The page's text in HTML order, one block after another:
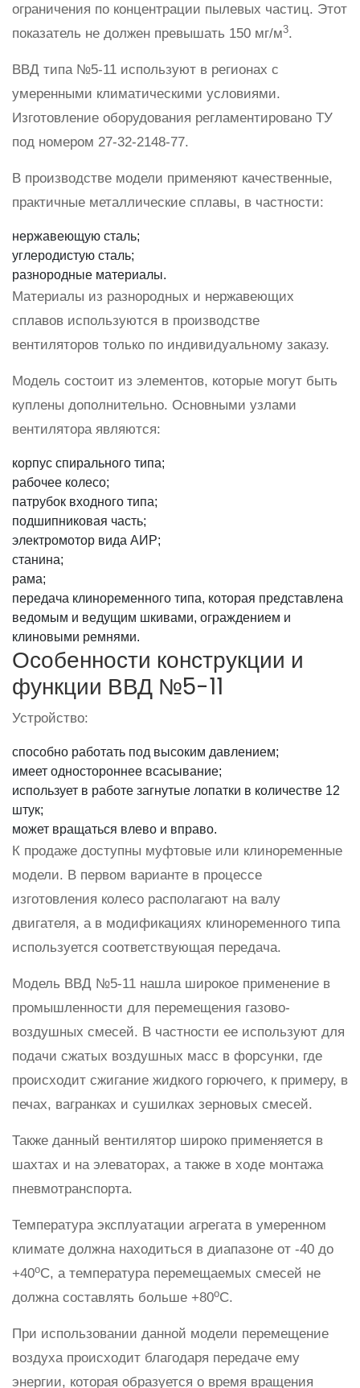
ограничения по концентрации пылевых частиц. Этот
показатель не должен превышать 150 мг/м3.
ВВД типа №5-11 используют в регионах с
умеренными климатическими условиями.
Изготовление оборудования регламентировано ТУ
под номером 27-32-2148-77.
В производстве модели применяют качественные,
практичные металлические сплавы, в частности:
нержавеющую сталь;
углеродистую сталь;
разнородные материалы.
Материалы из разнородных и нержавеющих
сплавов используются в производстве
вентиляторов только по индивидуальному заказу.
Модель состоит из элементов, которые могут быть
куплены дополнительно. Основными узлами
вентилятора являются:
корпус спирального типа;
рабочее колесо;
патрубок входного типа;
подшипниковая часть;
электромотор вида АИР;
станина;
рама;
передача клиноременного типа, которая представлена
ведомым и ведущим шкивами, ограждением и
клиновыми ремнями.
Особенности конструкции и
функции ВВД №5-11
Устройство:
способно работать под высоким давлением;
имеет одностороннее всасывание;
использует в работе загнутые лопатки в количестве 12
штук;
может вращаться влево и вправо.
К продаже доступны муфтовые или клиноременные
модели. В первом варианте в процессе
изготовления колесо располагают на валу
двигателя, а в модификациях клиноременного типа
используется соответствующая передача.
Модель ВВД №5-11 нашла широкое применение в
промышленности для перемещения газово-
воздушных смесей. В частности ее используют для
подачи сжатых воздушных масс в форсунки, где
происходит сжигание жидкого горючего, к примеру, в
печах, вагранках и сушилках зерновых смесей.
Также данный вентилятор широко применяется в
шахтах и на элеваторах, а также в ходе монтажа
пневмотранспорта.
Температура эксплуатации агрегата в умеренном
климате должна находиться в диапазоне от -40 до
+40оС, а температура перемещаемых смесей не
должна составлять больше +80оС.
При использовании данной модели перемещение
воздуха происходит благодаря передаче ему
энергии, которая образуется о время вращения